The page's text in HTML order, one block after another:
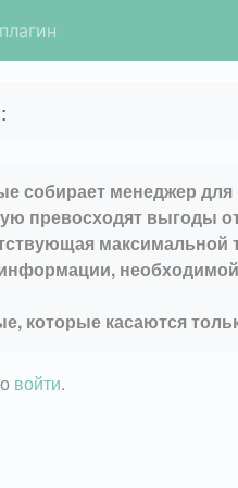
плагин
собирает менеджер
превосходят выгоды
которые касаются
войти.